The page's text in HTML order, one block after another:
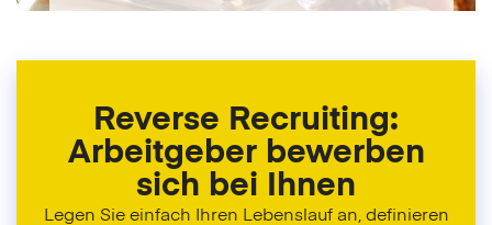
Reverse Recruiting:
Arbeitgeber bewerben
sich bei Ihnen
Legen Sie einfach Ihren Lebenslauf an, definieren